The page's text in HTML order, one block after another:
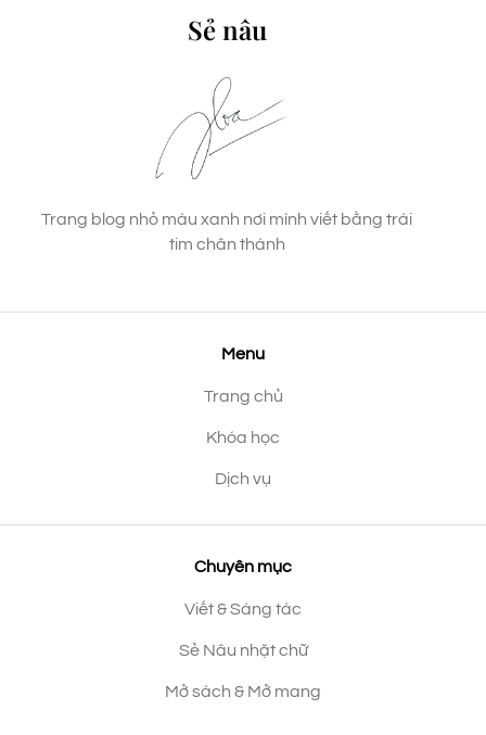
Sẻ nâu
Trang blog nhỏ màu xanh nơi mình viết bằng trái
tim chân thành
Menu
Trang chủ
Khóa học
Dịch vụ
Chuyên mục
Viết & Sáng tác
Sẻ Nâu nhặt chữ
Mở sách & Mở mang